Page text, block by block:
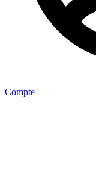
Compte